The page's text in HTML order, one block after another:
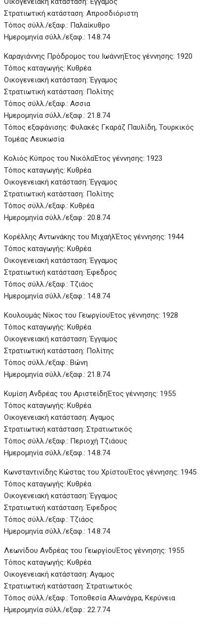
Στρατιωτική κατάσταση: Απροσδιόριστη
Τόπος σύλλ./εξαφ.: Παλαίκυθρο
Ημερομηνία σύλλ./εξαφ.: 14.8.74
Καραγιάννης Πρόδρομος του ΙωάννηΈτος γέννησης: 1920
Τόπος καταγωγής: Κυθρέα
Οικογενειακή κατάσταση: Έγγαμος
Στρατιωτική κατάσταση: Πολίτης
Τόπος σύλλ./εξαφ.: Ασσια
Ημερομηνία σύλλ./εξαφ.: 21.8.74
Τόπος εξαφάνισης: Φυλακές Γκαράζ Παυλίδη, Τουρκικός
Τομέας Λευκωσία
Κολιός Κύπρος του ΝικόλαΈτος γέννησης: 1923
Τόπος καταγωγής: Κυθρέα
Οικογενειακή κατάσταση: Έγγαμος
Στρατιωτική κατάσταση: Πολίτης
Τόπος σύλλ./εξαφ.: Κυθρέα
Ημερομηνία σύλλ./εξαφ.: 20.8.74
Κορέλλης Αντωνάκης του ΜιχαήλΈτος γέννησης: 1944
Τόπος καταγωγής: Κυθρέα
Οικογενειακή κατάσταση: Έγγαμος
Στρατιωτική κατάσταση: Έφεδρος
Τόπος σύλλ./εξαφ.: Τζιάος
Ημερομηνία σύλλ./εξαφ.: 14.8.74
Κουλουμάς Νίκος του ΓεωργίουΈτος γέννησης: 1928
Τόπος καταγωγής: Κυθρέα
Οικογενειακή κατάσταση: Έγγαμος
Στρατιωτική κατάσταση: Πολίτης
Τόπος σύλλ./εξαφ.: Βώνη
Ημερομηνία σύλλ./εξαφ.: 21.8.74
Κυμίση Ανδρέας του ΑριστείδηΈτος γέννησης: 1955
Τόπος καταγωγής: Κυθρέα
Οικογενειακή κατάσταση: Αγαμος
Στρατιωτική κατάσταση: Στρατιωτικός
Τόπος σύλλ./εξαφ.: Περιοχή Τζιάους
Ημερομηνία σύλλ./εξαφ.: 14.8.74
Κωνσταντινίδης Κώστας του ΧρίστουΈτος γέννησης: 1945
Τόπος καταγωγής: Κυθρέα
Οικογενειακή κατάσταση: Έγγαμος
Στρατιωτική κατάσταση: Έφεδρος
Τόπος σύλλ./εξαφ.: Τζιάος
Ημερομηνία σύλλ./εξαφ.: 14.8.74
Λεωνίδου Ανδρέας του ΓεωργίουΈτος γέννησης: 1955
Τόπος καταγωγής: Κυθρέα
Οικογενειακή κατάσταση: Αγαμος
Στρατιωτική κατάσταση: Στρατιωτικός
Τόπος σύλλ./εξαφ.: Τοποθεσία Αλωνάγρα, Κερύνεια
Ημερομηνία σύλλ./εξαφ.: 22.7.74